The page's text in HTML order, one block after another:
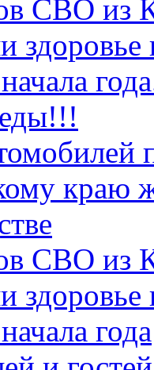
СВО из
краю
СВО из
года